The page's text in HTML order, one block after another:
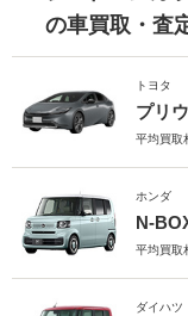
の車買取・査
トヨタ
プリ
平均買取
ホンダ
N-
平均買取
ダイハツ